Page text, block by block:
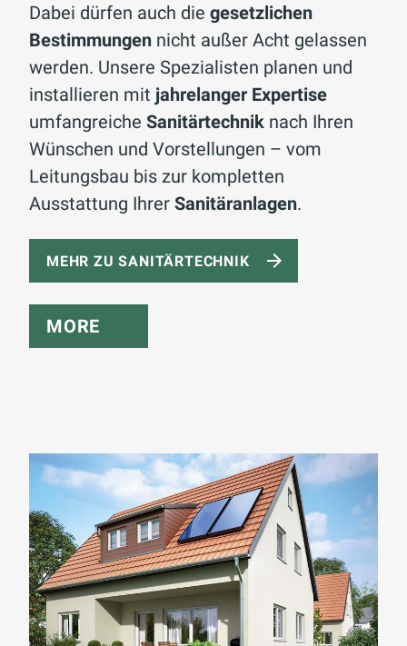
Dabei dürfen auch die gesetzlichen
Bestimmungen nicht außer Acht gelassen
werden. Unsere Spezialisten planen und
installieren mit jahrelanger Expertise
umfangreiche Sanitärtechnik nach Ihren
Wünschen und Vorstellungen – vom
Leitungsbau bis zur kompletten
Ausstattung Ihrer Sanitäranlagen.
MEHR ZU SANITÄRTECHNIK
MORE